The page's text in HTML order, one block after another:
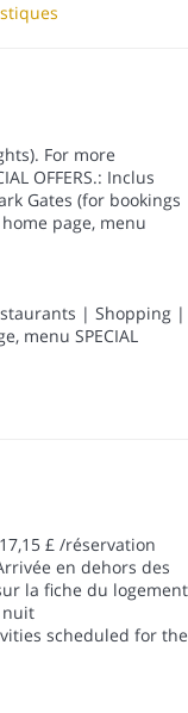
For more
OFFERS.: Inclus
Gates (for bookings
page, menu
| Shopping |
menu SPECIAL
£ /réservation
en dehors des
la fiche du logement
nuit
scheduled for the